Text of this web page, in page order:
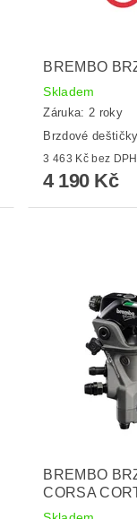
BREMBO
Skladem
Záruka: 2 roky
Brzdové
3 463 Kč bez DPH
4 190 Kč
BREMBO
CORSA